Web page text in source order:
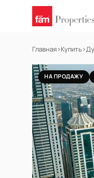
Главная›Купить›
НА ПРОДАЖУ